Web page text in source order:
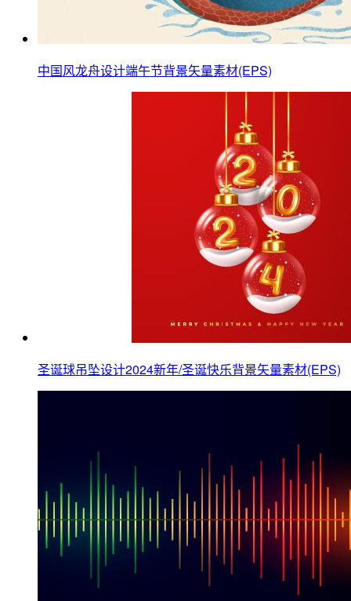
中国风龙舟设计端午节背景矢量素材(EPS)
圣诞球吊坠设计2024新年/圣诞快乐背景矢量素材(EPS)